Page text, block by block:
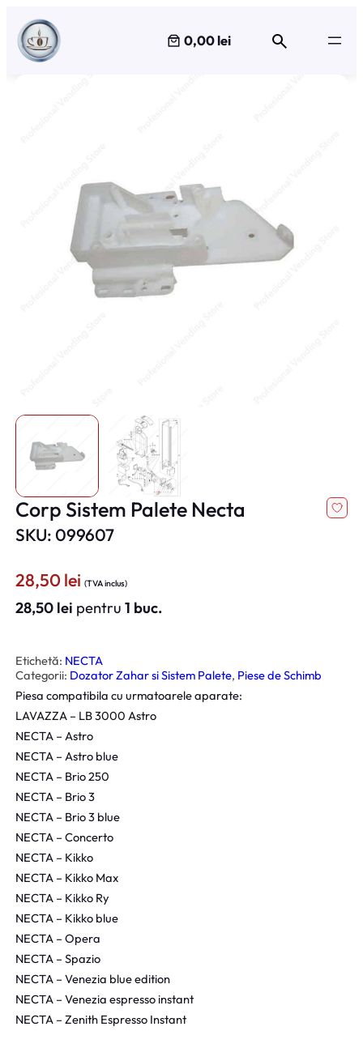
Sari
conținut
0,00 lei
Corp Sistem Palete Necta
SKU: 099607
28,50lei (TVA inclus)
28,50 lei pentru1 buc.
Etichetă: NECTA
Categorii: Dozator Zahar si Sistem Palete, Piese de Schimb
Piesa compatibila cu urmatoarele aparate:
LAVAZZA – LB 3000 Astro
NECTA – Astro
NECTA – Astro blue
NECTA – Brio 250
NECTA – Brio 3
NECTA – Brio 3 blue
NECTA – Concerto
NECTA – Kikko
NECTA – Kikko Max
NECTA – Kikko Ry
NECTA – Kikko blue
NECTA – Opera
NECTA – Spazio
NECTA – Venezia blue edition
NECTA – Venezia espresso instant
NECTA – Zenith Espresso Instant